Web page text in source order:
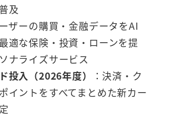
及
ザーの購買・金融データをAI
適な保険・投資・ローンを提
ナライズサービス
投入（2026年度）
：決済・ク
イントをすべてまとめた新カー